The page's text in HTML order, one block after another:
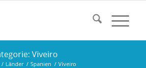
Viveiro
/ Länder / Spanien / Viveiro